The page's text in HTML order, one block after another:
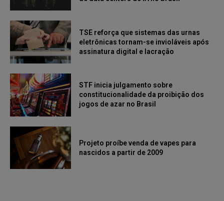
TSE reforça que sistemas das urnas
eletrônicas tornam-se invioláveis após
assinatura digital e lacração
STF inicia julgamento sobre
constitucionalidade da proibição dos
jogos de azar no Brasil
Projeto proíbe venda de vapes para
nascidos a partir de 2009